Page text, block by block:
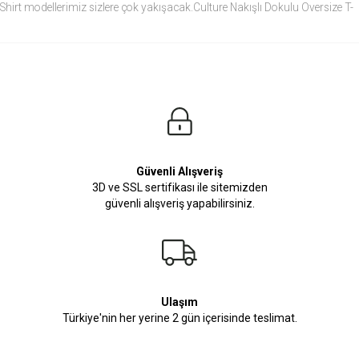
Shirt modellerimiz sizlere çok yakışacak.Culture Nakışlı Dokulu Oversize T-
Güvenli Alışveriş
3D ve SSL sertifikası ile sitemizden
güvenli alışveriş yapabilirsiniz.
Ulaşım
Türkiye'nin her yerine 2 gün içerisinde teslimat.